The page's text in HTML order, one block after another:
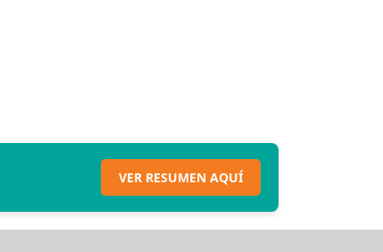
VER RESUMEN AQUÍ